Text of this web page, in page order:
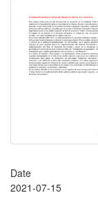
Date
2021-07-15